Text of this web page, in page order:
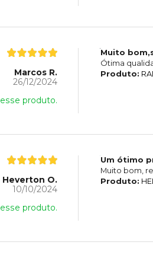
Marcos R.
26/12/2024
produto.
Muito
Ótima
Produto:
Heverton O.
10/10/2024
produto.
Um ótimo
Muito bom,
Produto: